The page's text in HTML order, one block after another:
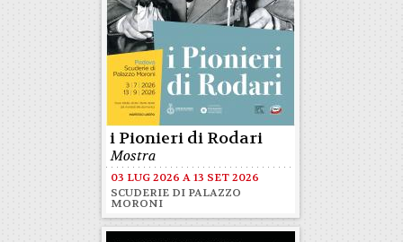
i Pionieri di Rodari
Mostra
03 LUG 2026 A13 SET 2026
SCUDERIE DI PALAZZO
MORONI